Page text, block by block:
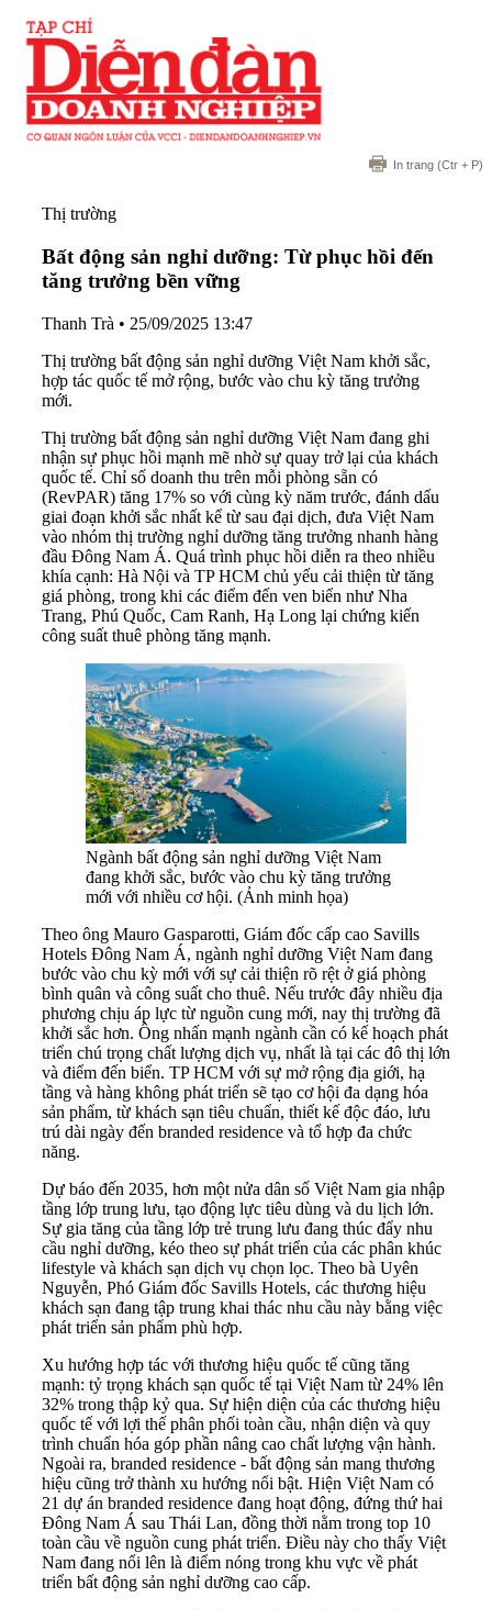
In trang (Ctr + P)
Thị trường
Bất động sản nghỉ dưỡng: Từ phục hồi đến
tăng trưởng bền vững
Thanh Trà • 25/09/2025 13:47
Thị trường bất động sản nghỉ dưỡng Việt Nam khởi sắc,
hợp tác quốc tế mở rộng, bước vào chu kỳ tăng trưởng
mới.
Thị trường bất động sản nghỉ dưỡng Việt Nam đang ghi
nhận sự phục hồi mạnh mẽ nhờ sự quay trở lại của khách
quốc tế. Chỉ số doanh thu trên mỗi phòng sẵn có
(RevPAR) tăng 17% so với cùng kỳ năm trước, đánh dấu
giai đoạn khởi sắc nhất kể từ sau đại dịch, đưa Việt Nam
vào nhóm thị trường nghỉ dưỡng tăng trưởng nhanh hàng
đầu Đông Nam Á. Quá trình phục hồi diễn ra theo nhiều
khía cạnh: Hà Nội và TP HCM chủ yếu cải thiện từ tăng
giá phòng, trong khi các điểm đến ven biển như Nha
Trang, Phú Quốc, Cam Ranh, Hạ Long lại chứng kiến
công suất thuê phòng tăng mạnh.
Ngành bất động sản nghỉ dưỡng Việt Nam
đang khởi sắc, bước vào chu kỳ tăng trưởng
mới với nhiều cơ hội. (Ảnh minh họa)
Theo ông Mauro Gasparotti, Giám đốc cấp cao Savills
Hotels Đông Nam Á, ngành nghỉ dưỡng Việt Nam đang
bước vào chu kỳ mới với sự cải thiện rõ rệt ở giá phòng
bình quân và công suất cho thuê. Nếu trước đây nhiều địa
phương chịu áp lực từ nguồn cung mới, nay thị trường đã
khởi sắc hơn. Ông nhấn mạnh ngành cần có kế hoạch phát
triển chú trọng chất lượng dịch vụ, nhất là tại các đô thị lớn
và điểm đến biển. TP HCM với sự mở rộng địa giới, hạ
tầng và hàng không phát triển sẽ tạo cơ hội đa dạng hóa
sản phẩm, từ khách sạn tiêu chuẩn, thiết kế độc đáo, lưu
trú dài ngày đến branded residence và tổ hợp đa chức
năng.
Dự báo đến 2035, hơn một nửa dân số Việt Nam gia nhập
tầng lớp trung lưu, tạo động lực tiêu dùng và du lịch lớn.
Sự gia tăng của tầng lớp trẻ trung lưu đang thúc đẩy nhu
cầu nghỉ dưỡng, kéo theo sự phát triển của các phân khúc
lifestyle và khách sạn dịch vụ chọn lọc. Theo bà Uyên
Nguyễn, Phó Giám đốc Savills Hotels, các thương hiệu
khách sạn đang tập trung khai thác nhu cầu này bằng việc
phát triển sản phẩm phù hợp.
Xu hướng hợp tác với thương hiệu quốc tế cũng tăng
mạnh: tỷ trọng khách sạn quốc tế tại Việt Nam từ 24% lên
32% trong thập kỷ qua. Sự hiện diện của các thương hiệu
quốc tế với lợi thế phân phối toàn cầu, nhận diện và quy
trình chuẩn hóa góp phần nâng cao chất lượng vận hành.
Ngoài ra, branded residence - bất động sản mang thương
hiệu cũng trở thành xu hướng nổi bật. Hiện Việt Nam có
21 dự án branded residence đang hoạt động, đứng thứ hai
Đông Nam Á sau Thái Lan, đồng thời nằm trong top 10
toàn cầu về nguồn cung phát triển. Điều này cho thấy Việt
Nam đang nổi lên là điểm nóng trong khu vực về phát
triển bất động sản nghỉ dưỡng cao cấp.